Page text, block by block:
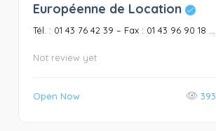
Européenne de Location
Tél. : 01 43 76 42 39 – Fax : 01 43 96 90 18 ...
Not review yet
Open Now 393